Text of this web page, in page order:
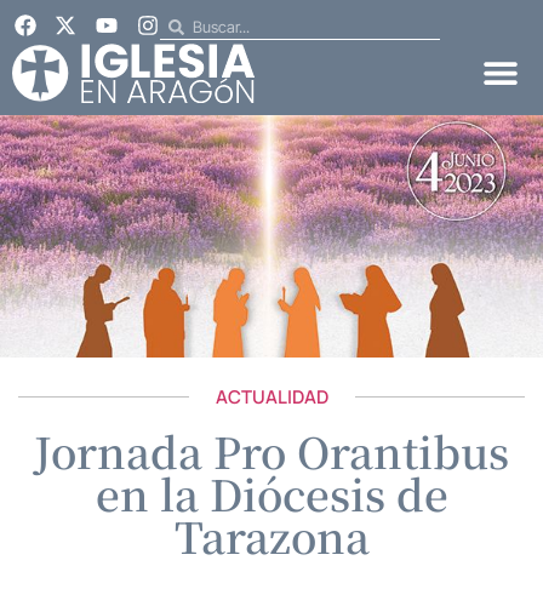
ACTUALIDAD
Jornada Pro Orantibus
en la Diócesis de
Tarazona